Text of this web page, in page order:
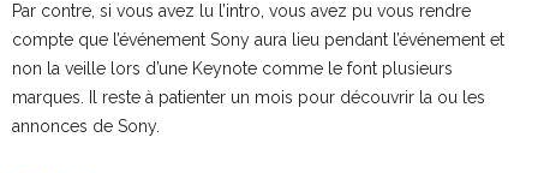
Par contre, si vous avez lu l’intro, vous avez pu vous rendre
compte que l’événement Sony aura lieu pendant l’événement et
non la veille lors d’une Keynote comme le font plusieurs
marques. Il reste à patienter un mois pour découvrir la ou les
annonces de Sony.